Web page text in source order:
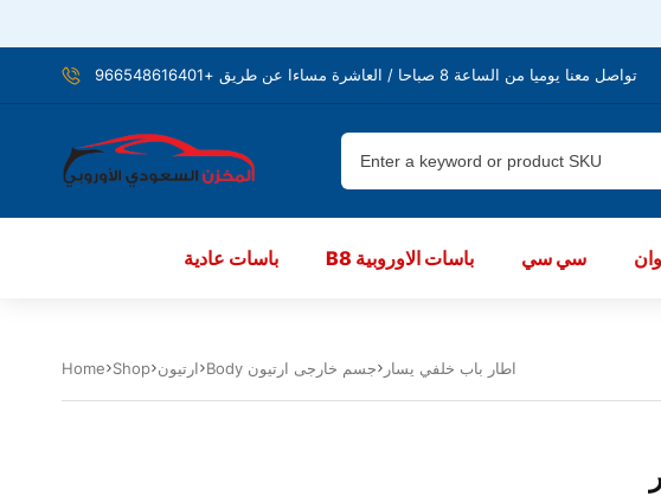
تواصل معنا يوميا من الساعة 8 صباحا / العاشرة مساءا عن طريق +966548616401
باسات عادية B8 باسات الاوروبية سي سي
Home Shop ارتيون Body جسم خارجى ارتيون اطار باب خلفي يسار